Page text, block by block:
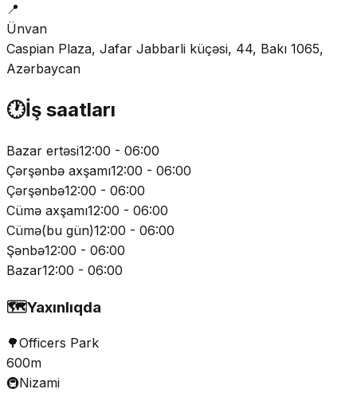
📍
Ünvan
Caspian Plaza, Jafar Jabbarli küçəsi, 44, Bakı 1065,
Azərbaycan
🕐İş saatları
Bazar ertəsi12:00 - 06:00
Çərşənbə axşamı12:00 - 06:00
Çərşənbə12:00 - 06:00
Cümə axşamı12:00 - 06:00
Cümə(bu gün)12:00 - 06:00
Şənbə12:00 - 06:00
Bazar12:00 - 06:00
🗺️Yaxınlıqda
🌳Officers Park
600m
🚇Nizami